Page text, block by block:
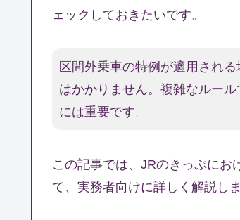
ェックしておきたいです。
区間外乗車の特例が適用され
はかかりません。複雑なルー
には重要です。
この記事では、JRのきっぷにお
て、実務者向けに詳しく解説しま